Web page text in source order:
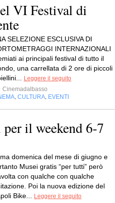
VI Festival di
SELEZIONE ESCLUSIVA DI
INTERNAZIONALI
ai principali festival di tutto il
una carrellata di 2 ore di piccoli
Leggere il seguito
Cinemadalbasso
CULTURA EVENTI
il weekend 6-7
domenica del mese di giugno e
Musei gratis “per tutti” però
con qualche con qualche
Poi la nuova edizione del
Bike...
Leggere il seguito